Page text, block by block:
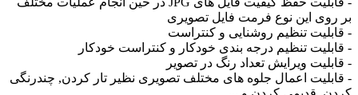
این نوع فرمت فایل تصویری
تنظیم روشنایی و کنتراست
تنظیم درجه بندی خودکار و کنتراست خودکار
ویرایش تعداد رنگ در تصویر
اعمال جلوه های مختلف تصویری نظیر تار کردن, چندرنگی